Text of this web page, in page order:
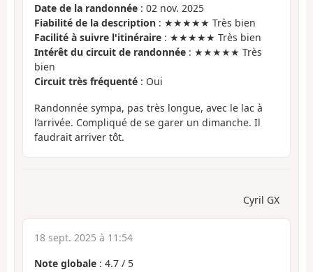
Date de la randonnée : 02 nov. 2025
Fiabilité de la description : ★★★★★ Très bien
Facilité à suivre l'itinéraire : ★★★★★ Très bien
Intérêt du circuit de randonnée : ★★★★★ Très
bien
Circuit très fréquenté : Oui
Randonnée sympa, pas très longue, avec le lac à
l’arrivée. Compliqué de se garer un dimanche. Il
faudrait arriver tôt.
Cyril GX
18 sept. 2025 à 11:54
Note globale : 4.7 / 5